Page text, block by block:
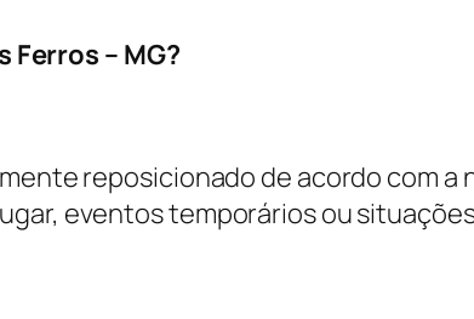
Ferros – MG?
reposicionado de acordo com a
eventos temporários ou